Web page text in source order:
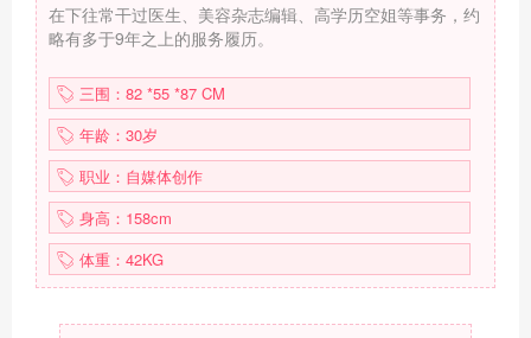
在下往常干过医生、美容杂志编辑、高学历空姐等事务，约
略有多于9年之上的服务履历。
三围：82 *55 *87 CM
年龄：30岁
职业：自媒体创作
身高：158cm
体重：42KG